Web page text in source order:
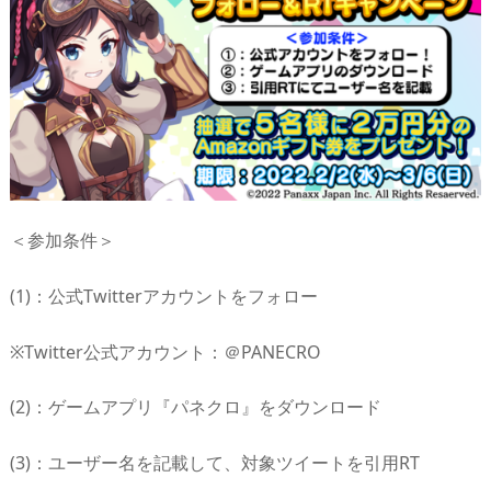
＜参加条件＞
(1)：公式Twitterアカウントをフォロー
※Twitter公式アカウント：＠PANECRO
(2)：ゲームアプリ『パネクロ』をダウンロード
(3)：ユーザー名を記載して、対象ツイートを引用RT